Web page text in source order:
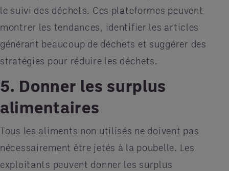
le suivi des déchets. Ces plateformes peuvent
montrer les tendances, identifier les articles
générant beaucoup de déchets et suggérer des
stratégies pour réduire les déchets.
5. Donner les surplus
alimentaires
Tous les aliments non utilisés ne doivent pas
nécessairement être jetés à la poubelle. Les
exploitants peuvent donner les surplus